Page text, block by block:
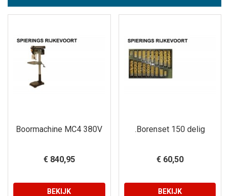
Boormachine MC4 380V
€ 840,95
BEKIJK
.Borenset 150 delig
€ 60,50
BEKIJK